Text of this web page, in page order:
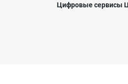
Цифровые сервисы